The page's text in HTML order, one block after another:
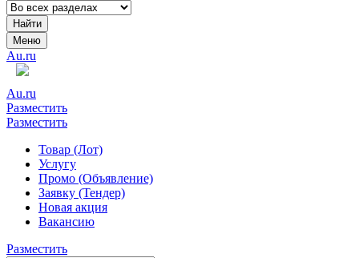
Найти
Меню
Au.ru
Au.ru
Разместить
Разместить
Товар (Лот)
Услугу
Промо (Объявление)
Заявку (Тендер)
Новая акция
Вакансию
Разместить